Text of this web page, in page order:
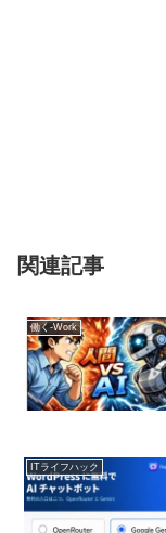
関連記事
働く-Work
ITライフハック